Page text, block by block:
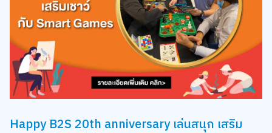
Happy B2S 20th anniversary เล่นสนุก เสริม